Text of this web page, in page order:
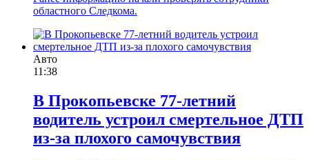
областного Следкома.
Авто
11:38
В Прокопьевске 77-летний
водитель устроил смертельное ДТП
из-за плохого самочувствия